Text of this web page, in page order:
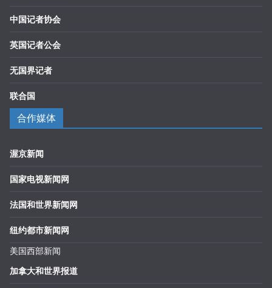
中国记者协会
英国记者公会
无国界记者
联合国
合作媒体
渥京新闻
国家电视新闻网
法国和世界新闻网
纽约都市新闻网
美国西部新闻
加拿大和世界报道